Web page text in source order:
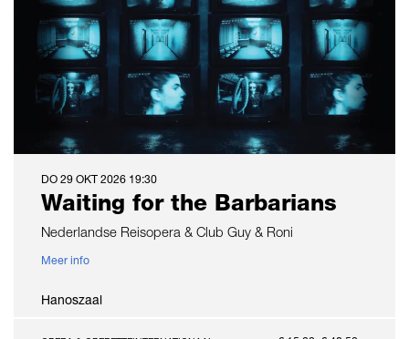
Waiting for the Barbarians
Nederlandse Reisopera & Club Guy & Roni
DO 29 OKT 2026 19:30
Meer info
Hanoszaal